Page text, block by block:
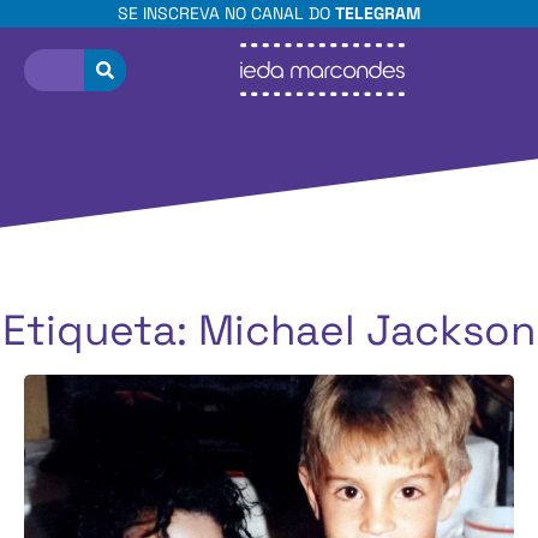
SE INSCREVA NO CANAL DO TELEGRAM
Etiqueta: Michael Jackson